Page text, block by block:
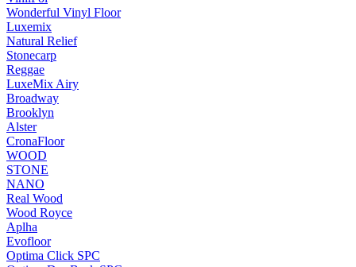
Wonderful Vinyl Floor
Luxemix
Natural Relief
Stonecarp
Reggae
LuxeMix Airy
Broadway
Brooklyn
Alster
CronaFloor
WOOD
STONE
NANO
Real Wood
Wood Royce
Aplha
Evofloor
Optima Click SPC